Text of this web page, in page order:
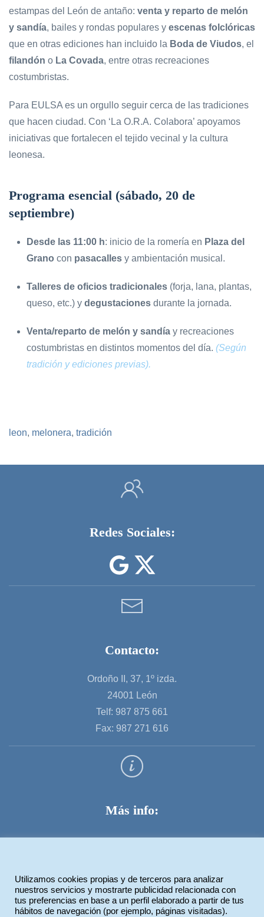
estampas del León de antaño: venta y reparto de melón
y sandía, bailes y rondas populares y escenas folclóricas
que en otras ediciones han incluido la Boda de Viudos, el
filandón o La Covada, entre otras recreaciones
costumbristas.
Para EULSA es un orgullo seguir cerca de las tradiciones
que hacen ciudad. Con ‘La O.R.A. Colabora’ apoyamos
iniciativas que fortalecen el tejido vecinal y la cultura
leonesa.
Programa esencial (sábado, 20 de
septiembre)
Desde las 11:00 h: inicio de la romería en Plaza del
Grano con pasacalles y ambientación musical.
Talleres de oficios tradicionales (forja, lana, plantas,
queso, etc.) y degustaciones durante la jornada.
Venta/reparto de melón y sandía y recreaciones
costumbristas en distintos momentos del día. (Según
tradición y ediciones previas).
leon, melonera, tradición
Redes Sociales:
Contacto:
Ordoño II, 37, 1º izda.
24001 León
Telf: 987 875 661
Fax: 987 271 616
Más info:
Política de cookies
Utilizamos cookies propias y de terceros para analizar
nuestros servicios y mostrarte publicidad relacionada con
tus preferencias en base a un perfil elaborado a partir de tus
hábitos de navegación (por ejemplo, páginas visitadas).